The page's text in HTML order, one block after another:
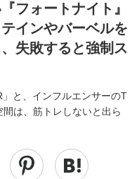
フォートナイト』
インやバーベルを
失敗すると強制ス
と、インフルエンサーのT
は、筋トレしないと出ら